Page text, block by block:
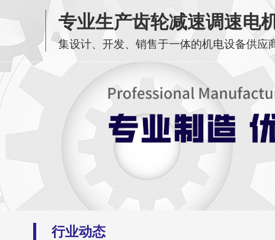
专业生产齿轮减速调速电
集设计、开发、销售于一体的机电设备供应
行业动态